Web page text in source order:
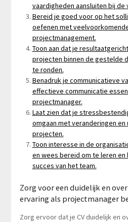
vaardigheden aansluiten bij
Bereid je goed voor op het
oefenen met
projectmanagement.
Toon aan dat je
projecten binnen de gestelde
te ronden.
Benadruk je communicatieve
effectieve communicatie
projectmanager.
Laat zien dat je
omgaan met veranderingen
projecten.
Toon interesse in de
en wees bereid om te leren en
succes van het team.
Zorg voor een duidelijk en
ervaring als projectmanager
Zorg ervoor dat je CV duidelijk en